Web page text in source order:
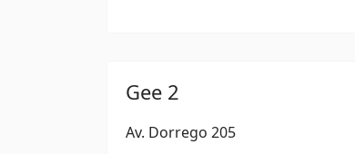
Gee 2
Av. Dorrego 205